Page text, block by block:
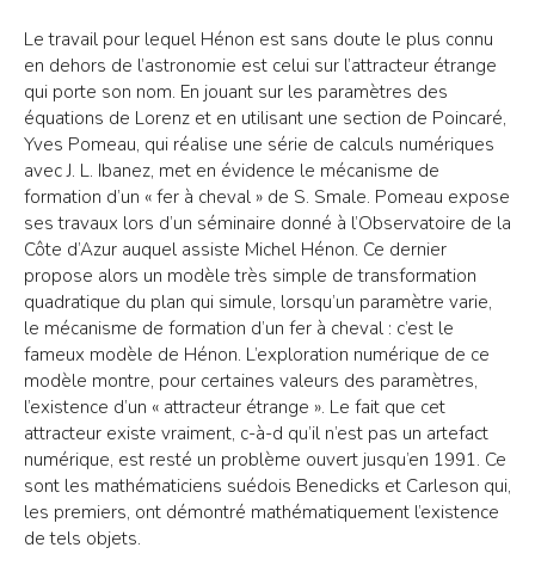
Le travail pour lequel Hénon est sans doute le plus connu
en dehors de l’astronomie est celui sur l’attracteur étrange
qui porte son nom. En jouant sur les paramètres des
équations de Lorenz et en utilisant une section de Poincaré,
Yves Pomeau, qui réalise une série de calculs numériques
avec J. L. Ibanez, met en évidence le mécanisme de
formation d’un « fer à cheval » de S. Smale. Pomeau expose
ses travaux lors d’un séminaire donné à l’Observatoire de la
Côte d’Azur auquel assiste Michel Hénon. Ce dernier
propose alors un modèle très simple de transformation
quadratique du plan qui simule, lorsqu’un paramètre varie,
le mécanisme de formation d’un fer à cheval : c’est le
fameux modèle de Hénon. L’exploration numérique de ce
modèle montre, pour certaines valeurs des paramètres,
l’existence d’un « attracteur étrange ». Le fait que cet
attracteur existe vraiment, c-à-d qu’il n’est pas un artefact
numérique, est resté un problème ouvert jusqu’en 1991. Ce
sont les mathématiciens suédois Benedicks et Carleson qui,
les premiers, ont démontré mathématiquement l’existence
de tels objets.